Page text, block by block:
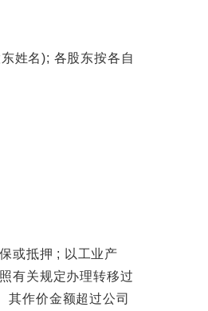
姓名); 各股东按各自
或抵押 ; 以工业产
有关规定办理转移过
其作价金额超过公司